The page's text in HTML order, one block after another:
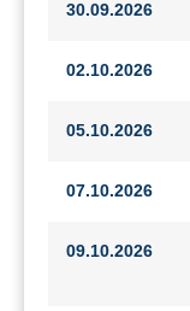
30.09.2026
02.10.2026
05.10.2026
07.10.2026
09.10.2026